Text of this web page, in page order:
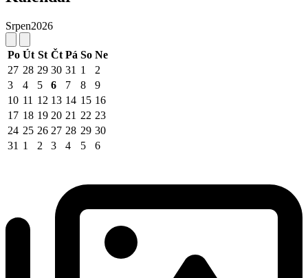
Srpen2026
Po Út St Čt Pá So Ne
27 28 29 30 31 1
2
3
4 5 6 7 8
9
10 11 12 13 14 15 16
17 18 19 20 21 22 23
24 25 26 27 28 29 30
31 1 2 3 4 5 6